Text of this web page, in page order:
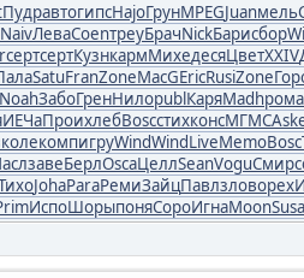
ПудравтогипсHajoГрунMPEGJuanмель
NaivЛеваCoenтреуБрачNickБарисбор
сертсертКузнкармМихедесяЦветXXIV
SatuFranZoneMacGEricRusiZone
NoahЗабоГренНилоpublКаряMadhрома
ИЕЧаПроихлебBoscстихконсМГМС
колекомпигруWindWindLiveMemoBosc
завеБерлOscaЦеллSeanVoguСмир
JohaParaРемиЗайцПавлзловорех
ИспоШорыпоняСороИгнаMoonSusa